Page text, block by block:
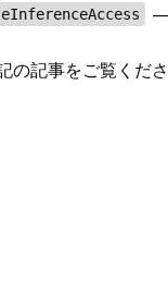
—
記事をご覧くださ